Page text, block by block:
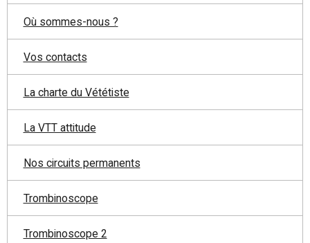
Où sommes-nous ?
Vos contacts
La charte du Vététiste
La VTT attitude
Nos circuits permanents
Trombinoscope
Trombinoscope 2